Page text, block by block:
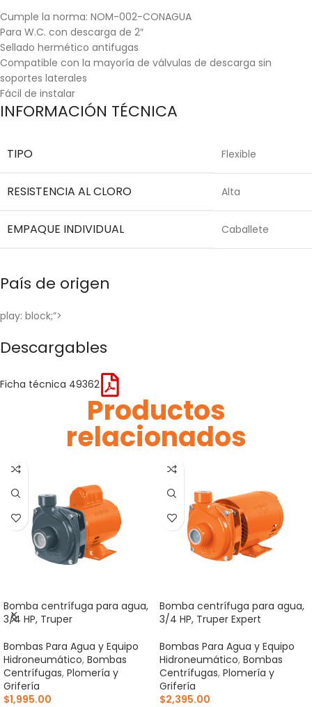
Cumple la norma: NOM-002-CONAGUA
Para W.C. con descarga de 2″
Sellado hermético antifugas
Compatible con la mayoría de válvulas de descarga sin
soportes laterales
Fácil de instalar
INFORMACIÓN TÉCNICA
TIPO Flexible
RESISTENCIA AL CLORO Alta
EMPAQUE INDIVIDUAL Caballete
País de origen
play: block;”>
Descargables
Ficha técnica 49362
Productos
relacionados
Bomba centrífuga para agua,
3/4 HP, Truper
Bombas Para Agua y Equipo
Hidroneumático, Bombas
Centrífugas, Plomería y
Grifería
$1,995.00
Bomba centrífuga para agua,
3/4 HP, Truper Expert
Bombas Para Agua y Equipo
Hidroneumático, Bombas
Centrífugas, Plomería y
Grifería
$2,395.00